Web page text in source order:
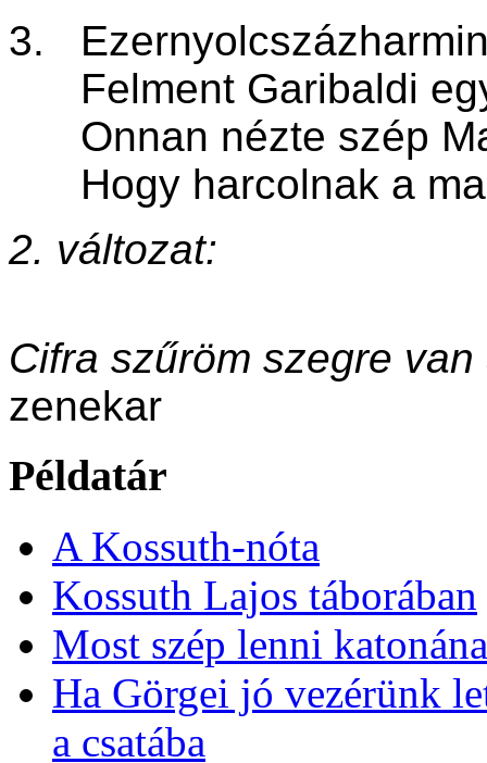
3.
Felment Garibaldi
Onnan nézte szép
Hogy harcolnak a
2. változat:
Cifra szűröm szegre
zenekar
Példatár
A Kossuth-nóta
Kossuth Lajos táborában
Most szép lenni
Ha Görgei jó vezérünk
a csatába